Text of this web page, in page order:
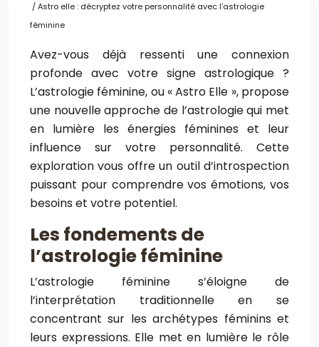
/ Astro elle : décryptez votre personnalité avec l’astrologie
féminine
Avez-vous déjà ressenti une connexion
profonde avec votre signe astrologique ?
L’astrologie féminine, ou « Astro Elle », propose
une nouvelle approche de l’astrologie qui met
en lumière les énergies féminines et leur
influence sur votre personnalité. Cette
exploration vous offre un outil d’introspection
puissant pour comprendre vos émotions, vos
besoins et votre potentiel.
Les fondements de
l’astrologie féminine
L’astrologie féminine s’éloigne de
l’interprétation traditionnelle en se
concentrant sur les archétypes féminins et
leurs expressions. Elle met en lumière le rôle